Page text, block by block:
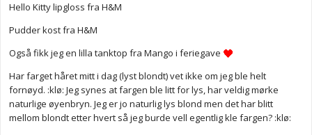
Hello Kitty lipgloss fra H&M
Pudder kost fra H&M
Også fikk jeg en lilla tanktop fra Mango i feriegave
Har farget håret mitt i dag (lyst blondt) vet ikke om jeg ble helt
fornøyd. :klø: Jeg synes at fargen ble litt for lys, har veldig mørke
naturlige øyenbryn. Jeg er jo naturlig lys blond men det har blitt
mellom blondt etter hvert så jeg burde vell egentlig kle fargen? :klø: